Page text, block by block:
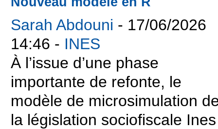
Sarah Abdouni - 17/06/2026
14:46 - INES
À l’issue d’une phase
importante de refonte, le
modèle de microsimulation
la législation sociofiscale Ines